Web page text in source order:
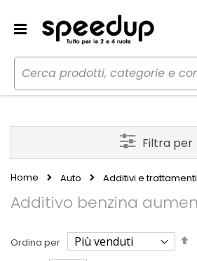
Home Auto Additivi e trattamenti
Additivo benzina
Ordina per
Filtra per